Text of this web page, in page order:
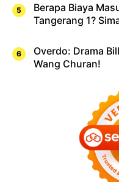
Berapa Biaya
Tangerang 1?
Overdo: Drama
Wang Churan!